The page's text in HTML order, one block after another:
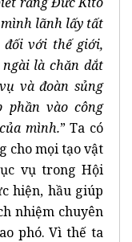
lãnh lấy tất
đối với thế giới,
là chăn dắt
và đoàn sủng
phần vào công
mình.” Ta có
cho mọi tạo vật
vụ trong Hội
hiện, hầu giúp
nhiệm chuyên
phó. Vì thế ta